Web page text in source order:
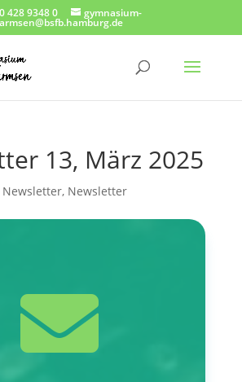
428 9348 0 gymnasium-
13, März 2025
Newsletter, Newsletter
